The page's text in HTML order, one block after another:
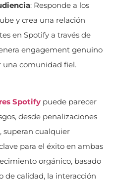
: Responde a los
y crea una relación
en Spotify a través de
engagement genuino
una comunidad fiel.
Spotify puede parecer
desde penalizaciones
superan cualquier
para el éxito en ambas
orgánico, basado
de calidad, la interacción